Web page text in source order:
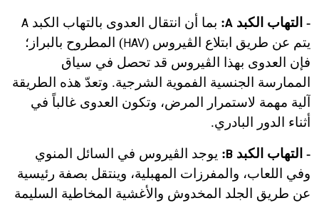
- التهاب الكبد A
: بما أن انتقال العدوى بالتهاب الكبد A
يتم عن طريق ابتلاع الڤيروس (HAV) المطروح بالبراز؛
فإن العدوى بهذا الڤيروس قد تحصل في سياق
الممارسة الجنسية الفموية الشرجية. وتعدّ هذه الطريقة
آلية مهمة لاستمرار المرض، وتكون العدوى غالباً في
أثناء الدور البادري.
- التهاب الكبد B
: يوجد الڤيروس في السائل المنوي
وفي اللعاب، والمفرزات المهبلية، وينتقل بصفة رئيسية
عن طريق الجلد المخدوش والأغشية المخاطية السليمة